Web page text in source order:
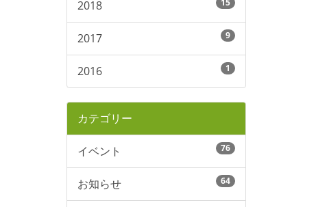
2018 15
2017 9
2016 1
カテゴリー
イベント 76
お知らせ 64